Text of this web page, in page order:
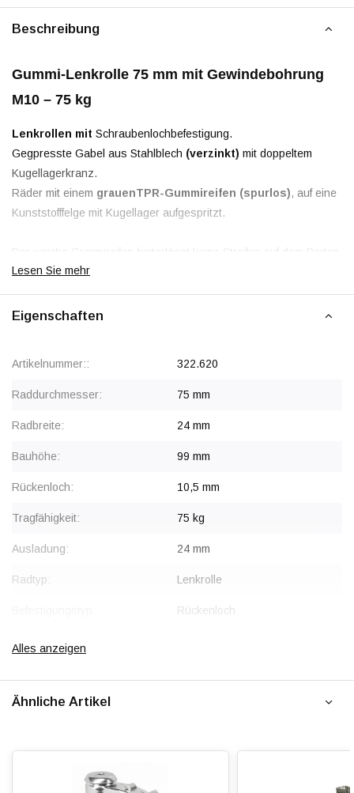
Beschreibung
Gummi-Lenkrolle 75 mm mit Gewindebohrung
M10 – 75 kg
Lenkrollen mit Schraubenlochbefestigung.
Gegpresste Gabel aus Stahlblech (verzinkt) mit doppeltem
Kugellagerkranz.
Räder mit einem grauenTPR-Gummireifen (spurlos), auf eine
Kunststofffelge mit Kugellager aufgespritzt.
auf unbehandelten Böden können jedoch Weichmacher
freigesetzt werden.
Ab 200 Stück Preis auf Anfrage.
Lesen Sie mehr
Eigenschaften
Artikelnummer:: 322.620
Raddurchmesser: 75 mm
Radbreite: 24 mm
Bauhöhe: 99 mm
Rückenloch: 10,5 mm
Tragfähigkeit: 75 kg
Ausladung: 24 mm
Radtyp: Lenkrolle
Rückenloch
Gabel:
Radlagerung:
gespritzt
Alles anzeigen
Ähnliche Artikel